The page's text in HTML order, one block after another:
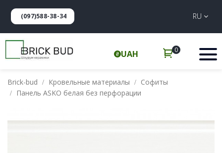
(097)588-38-34 RU
UAH 0
Brick-bud Кровельные материалы
Софиты
Панель ASKO белая без перфорации